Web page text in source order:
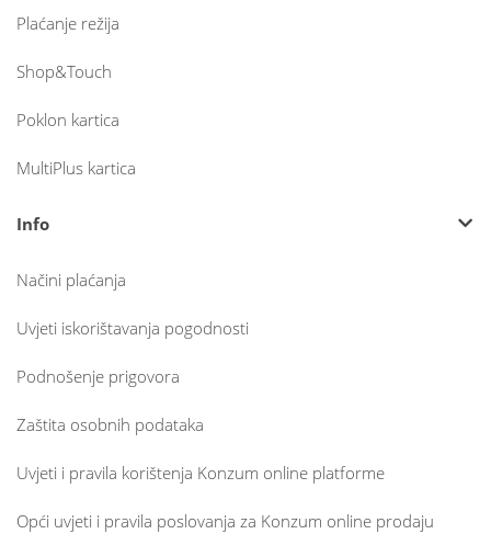
Plaćanje režija
Shop&Touch
Poklon kartica
MultiPlus kartica
Info
Načini plaćanja
Uvjeti iskorištavanja pogodnosti
Podnošenje prigovora
Zaštita osobnih podataka
Uvjeti i pravila korištenja Konzum online platforme
Opći uvjeti i pravila poslovanja za Konzum online prodaju